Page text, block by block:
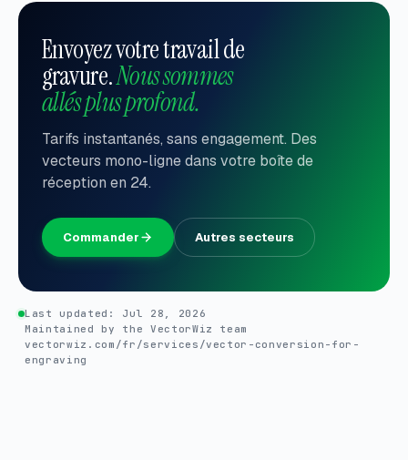
Envoyez votre travail de
gravure.Nous sommes
allés plus profond.
Tarifs instantanés, sans engagement. Des
vecteurs mono-ligne dans votre boîte de
réception en 24.
Commander Autres secteurs
Last updated: Jul 28, 2026
Maintained by the VectorWiz team
vectorwiz.com/fr/services/vector-conversion-for-
engraving